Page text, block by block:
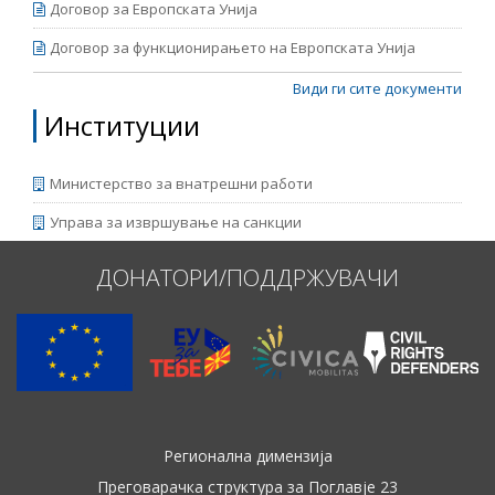
Договор за Европската Унија
Договор за функционирањето на Европската Унија
Види ги сите документи
Институции
Министерство за внатрешни работи
Управа за извршување на санкции
ДОНАТОРИ/ПОДДРЖУВАЧИ
Регионална димензија
Преговарачка структура за Поглавје 23